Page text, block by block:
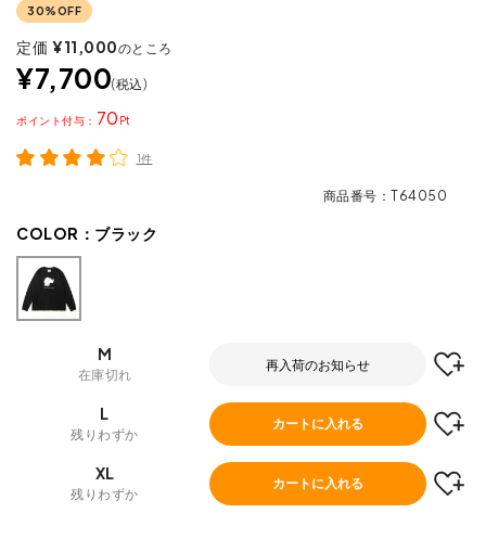
30%OFF
定価 ¥11,000のところ
¥7,700 税込
70
ポイント
1件
商品番号 T64050
COLOR： ブラック
M
在庫切れ
再入荷のお知らせ
L
残りわずか
カートに入れる
XL
残りわずか
カートに入れる